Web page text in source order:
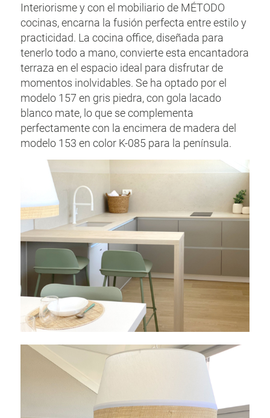
Interiorisme y con el mobiliario de MÉTODO
cocinas, encarna la fusión perfecta entre estilo y
practicidad. La cocina office, diseñada para
tenerlo todo a mano, convierte esta encantadora
terraza en el espacio ideal para disfrutar de
momentos inolvidables. Se ha optado por el
modelo 157 en gris piedra, con gola lacado
blanco mate, lo que se complementa
perfectamente con la encimera de madera del
modelo 153 en color K-085 para la península.